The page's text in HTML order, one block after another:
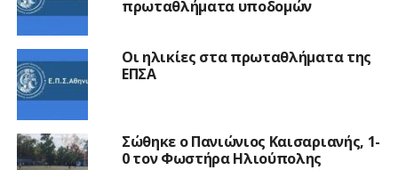
πρωταθλήματα υποδομών
Οι ηλικίες στα πρωταθλήματα της
ΕΠΣΑ
Σώθηκε ο Πανιώνιος Καισαριανής, 1-
0 τον Φωστήρα Ηλιούπολης